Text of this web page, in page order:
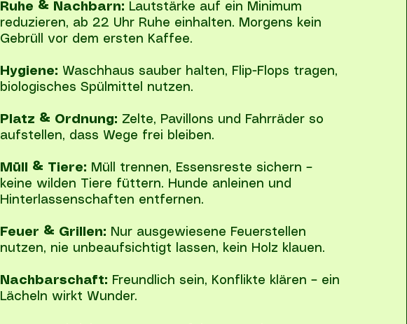
Ruhe & Nachbarn: Lautstärke auf ein Minimum
reduzieren, ab 22 Uhr Ruhe einhalten. Morgens kein
Gebrüll vor dem ersten Kaffee.
Hygiene: Waschhaus sauber halten, Flip-Flops tragen,
biologisches Spülmittel nutzen.
Platz & Ordnung: Zelte, Pavillons und Fahrräder so
aufstellen, dass Wege frei bleiben.
Müll & Tiere: Müll trennen, Essensreste sichern –
keine wilden Tiere füttern. Hunde anleinen und
Hinterlassenschaften entfernen.
Feuer & Grillen: Nur ausgewiesene Feuerstellen
nutzen, nie unbeaufsichtigt lassen, kein Holz klauen.
Nachbarschaft: Freundlich sein, Konflikte klären – ein
Lächeln wirkt Wunder.